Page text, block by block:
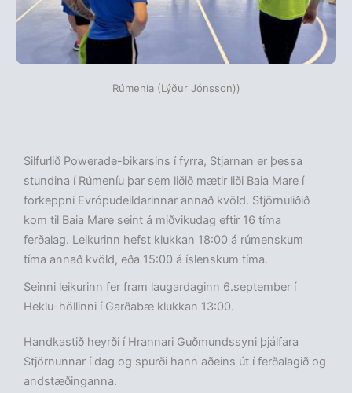
Rúmenía (Lýður Jónsson))
Silfurlið Powerade-bikarsins í fyrra, Stjarnan er þessa
stundina í Rúmeníu þar sem liðið mætir liði Baia Mare í
forkeppni Evrópudeildarinnar annað kvöld. Stjörnuliðið
kom til Baia Mare seint á miðvikudag eftir 16 tíma
ferðalag. Leikurinn hefst klukkan 18:00 á rúmenskum
tíma annað kvöld, eða 15:00 á íslenskum tíma.
Seinni leikurinn fer fram laugardaginn 6.september í
Heklu-höllinni í Garðabæ klukkan 13:00.
Handkastið heyrði í Hrannari Guðmundssyni þjálfara
Stjörnunnar í dag og spurði hann aðeins út í ferðalagið og
andstæðinganna.